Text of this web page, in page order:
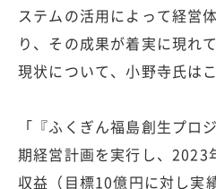
ステムの活用によって経営
り、その成果が着実に現れ
現状について、小野寺氏は
「『ふくぎん福島創生プロ
期経営計画を実行し、2023
収益（目標10億円に対し実